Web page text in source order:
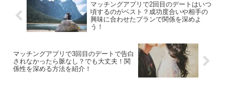
マッチングアプリで2回目のデートはいつ
頃するのがベスト？成功度合いや相手の
興味に合わせたプランで関係を深めよ
う！
マッチングアプリで3回目のデートで告白
されなかったら脈なし？でも大丈夫！関
係性を深める方法を紹介！